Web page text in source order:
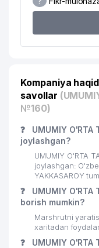
19 ART VITRAJ
DAVR BANK
TIJORAT
22
24
25 DIAMOND
26 A-NIKA MChJ
27
Kompaniya
savollar
№160)
❓
UMUMIY
joylashgan?
UMUMIY O'RTA
joylashgan:
YAKKASAROY
❓
UMUMIY
borish mumkin?
Marshrutni
xaritadan
❓
UMUMIY